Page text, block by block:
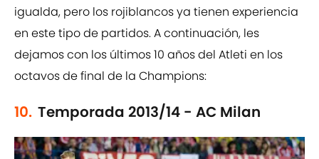
igualda, pero los rojiblancos ya tienen experiencia
en este tipo de partidos. A continuación, les
dejamos con los últimos 10 años del Atleti en los
octavos de final de la Champions:
10. Temporada 2013/14 - AC Milan